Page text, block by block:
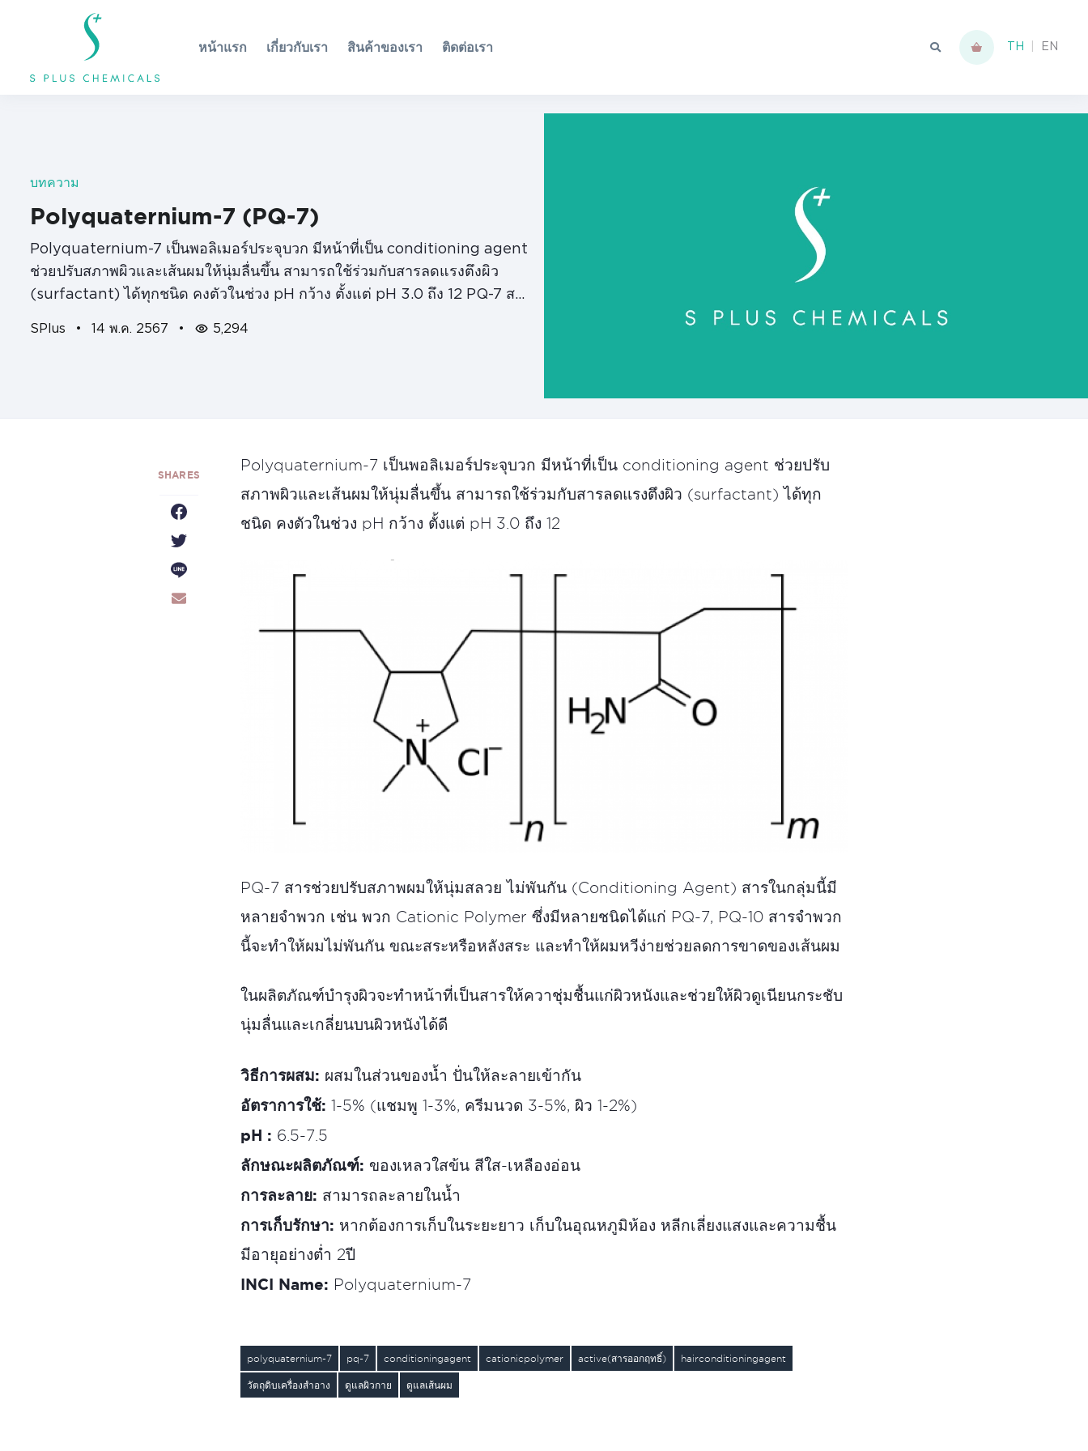
หน้าแรก เกี่ยวกับเรา สินค้าของเรา ติดต่อเรา TH EN
บทความ
Polyquaternium-7 (PQ-7)
Polyquaternium-7 เป็นพอลิเมอร์ประจุบวก มีหน้าที่เป็น conditioning agent
ช่วยปรับสภาพผิวและเส้นผมให้นุ่มลื่นขึ้น สามารถใช้ร่วมกับสารลดแรงตึงผิว
(surfactant) ได้ทุกชนิด คงตัวในช่วง pH กว้าง ตั้งแต่ pH 3.0 ถึง 12 PQ-7 สาร
SPlus • 14 พ.ค. 2567 • 5,294
Polyquaternium-7 เป็นพอลิเมอร์ประจุบวก มีหน้าที่เป็น conditioning agent ช่วยปรับ
สภาพผิวและเส้นผมให้นุ่มลื่นขึ้น สามารถใช้ร่วมกับสารลดแรงตึงผิว (surfactant) ได้ทุก
ชนิด คงตัวในช่วง pH กว้าง ตั้งแต่ pH 3.0 ถึง 12
PQ-7 สารช่วยปรับสภาพผมให้นุ่มสลวย ไม่พันกัน (Conditioning Agent) สารในกลุ่มนี้มี
หลายจำพวก เช่น พวก Cationic Polymer ซึ่งมีหลายชนิดได้แก่ PQ-7, PQ-10 สารจำพวก
นี้จะทำให้ผมไม่พันกัน ขณะสระหรือหลังสระ และทำให้ผมหวีง่ายช่วยลดการขาดของเส้นผม
ในผลิตภัณฑ์บำรุงผิวจะทำหน้าที่เป็นสารให้ควาชุ่มชื้นแก่ผิวหนังและช่วยให้ผิวดูเนียนกระชับ
นุ่มลื่นและเกลี่ยนบนผิวหนังได้ดี
วิธีการผสม: ผสมในส่วนของน้ำ ปั่นให้ละลายเข้ากัน
อัตราการใช้: 1-5% (แชมพู 1-3%, ครีมนวด 3-5%, ผิว 1-2%)
pH : 6.5-7.5
ลักษณะผลิตภัณฑ์: ของเหลวใสข้น สีใส-เหลืองอ่อน
การละลาย: สามารถละลายในน้ำ
การเก็บรักษา: หากต้องการเก็บในระยะยาว เก็บในอุณหภูมิห้อง หลีกเลี่ยงแสงและความชื้น
มีอายุอย่างต่ำ 2ปี
INCI Name: Polyquaternium-7
polyquaternium-7 pq-7 conditioningagent cationicpolymer active(สารออกฤทธิ์) hairconditioningagent
วัตถุดิบเครื่องสำอาง ดูแลผิวกาย ดูแลเส้นผม